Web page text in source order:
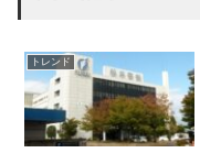
トレンド